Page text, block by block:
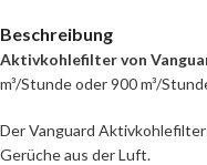
Beschreibung
Aktivkohlefilter von
m³/Stunde oder 900 m³/
Der Vanguard
Gerüche aus der Luft.